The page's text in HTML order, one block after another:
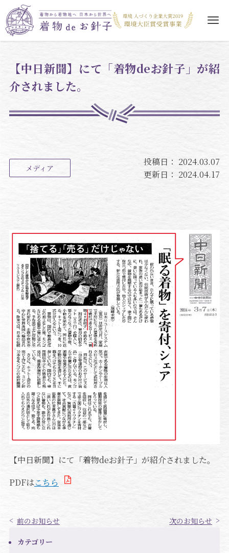
【中日新聞】にて「着物deお針子」が紹
介されました。
メディア
投稿日： 2024.03.07
更新日： 2024.04.17
【中日新聞】にて「着物deお針子」が紹介されました。
PDFはこちら
前のお知らせ 次のお知らせ
カテゴリー